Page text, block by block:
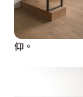
仰。